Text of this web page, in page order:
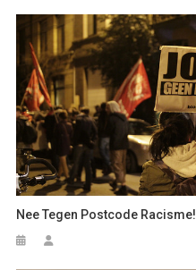
Nee Tegen Postcode Racisme!